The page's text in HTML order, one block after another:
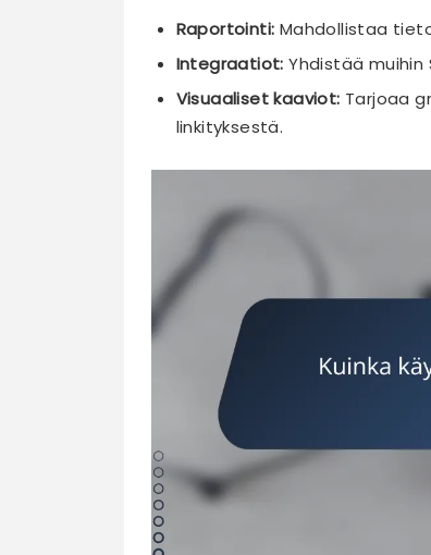
Raportointi: Mahdollistaa
Integraatiot: Yhdistää muihin
Visuaaliset kaaviot: Tarjoaa
linkityksestä.